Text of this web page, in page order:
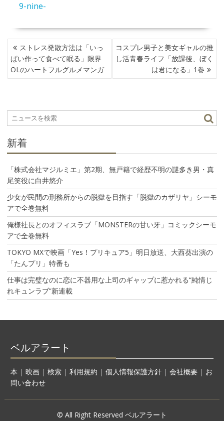
9-nine-
投
稿
ナ
ビ
シ
ョ
ストレス発散方法は「いっ
ぱい作って食べて眠る」限界
OLのハートフルグルメマンガ
コスプレ男子と美女ギャルの推
し活青春ライフ「放課後、ぼく
は君になる」1巻
新着
「株式会社マジルミエ」第2期、無戸籍で経歴不明の謎多き男・真
尾笑役に白井悠介
少女が民間の刑務所からの脱獄を目指す「脱獄のカザリヤ」シーモ
アで全巻無料
俺様社長とのオフィスラブ「MONSTERの甘い牙」コミックシーモ
アで全巻無料
TOKYO MXで映画「Yes！プリキュア5」明日放送、大西葵出演の
「たんプリ」特番も
仕事は完璧なのに恋に不器用な上司のギャップに惹かれる“純情じ
れキュンラブ”新連載
ベルアラート
本 | 映画| 検索| 利用規約 | 個人情報保護方針| 会社概要| お
問い合わせ
© All Right Reserved ベルアラート